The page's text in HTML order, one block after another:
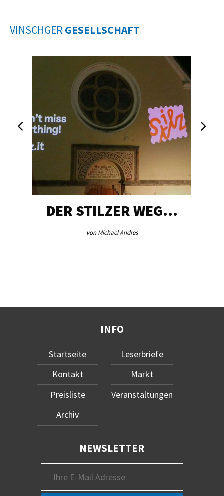
VINSCHGER GESELLSCHAFT
DER STILZER WEG…
von Michael Andres
INFO
Startseite
Kontakt
Preisliste
Archiv
Leserbriefe
Markt
Veranstaltungen
NEWSLETTER